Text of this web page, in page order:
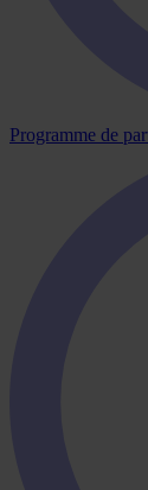
Programme de